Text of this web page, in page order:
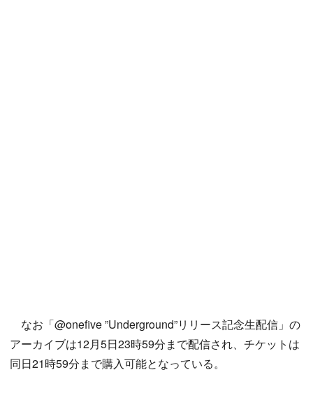
なお「@onefive ”Underground”リリース記念生配信」の
アーカイブは12月5日23時59分まで配信され、チケットは
同日21時59分まで購入可能となっている。